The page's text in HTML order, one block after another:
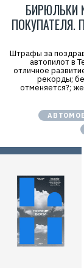
БИРЮЛЬКИ
ПОКУПАТЕЛЯ.
Штрафы за
автопилот в
отличное
рекорды;
отменяется?;